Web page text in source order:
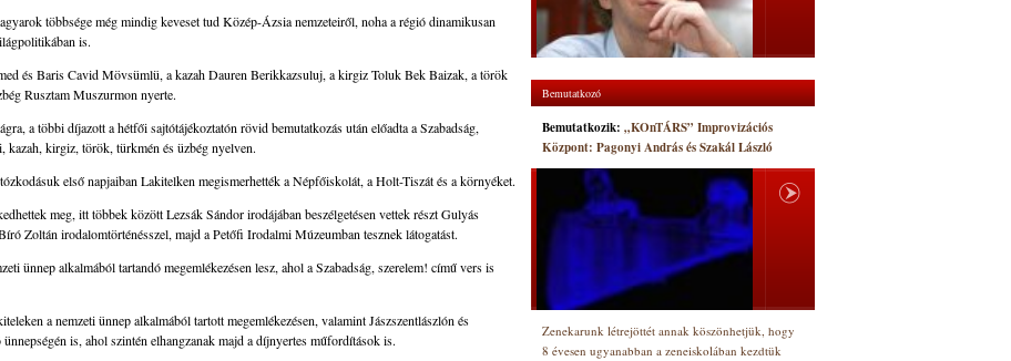
többsége még mindig keveset tud Közép-Ázsia nemzeteiről, noha a régió dinamikusan
is.
és Baris Cavid Mövsümlü, a kazah Dauren Berikkazsuluj, a kirgiz Toluk Bek Baizak, a török
Rusztam Muszurmon nyerte.
a többi díjazott a hétfői sajtótájékoztatón rövid bemutatkozás után előadta a Szabadság,
kazah, kirgiz, török, türkmén és üzbég nyelven.
első napjaiban Lakitelken megismerhették a Népfőiskolát, a Holt-Tiszát és a környéket.
meg, itt többek között Lezsák Sándor irodájában beszélgetésen vettek részt Gulyás
Zoltán irodalomtörténésszel, majd a Petőfi Irodalmi Múzeumban tesznek látogatást.
ünnep alkalmából tartandó megemlékezésen lesz, ahol a Szabadság, szerelem! című vers is
a nemzeti ünnep alkalmából tartott megemlékezésen, valamint Jászszentlászlón és
is, ahol szintén elhangzanak majd a díjnyertes műfordítások is.
Bemutatkozó
Bemutatkozik: „KOnTÁRS” Improvizációs
Központ: Pagonyi András és Szakál László
Zenekarunk létrejöttét annak köszönhetjük, hogy
8 évesen ugyanabban a zeneiskolában kezdtük